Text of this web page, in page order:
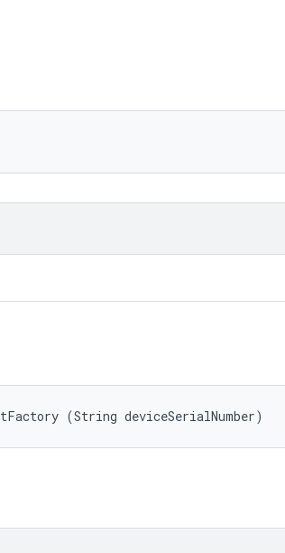
(String deviceSerialNumber)